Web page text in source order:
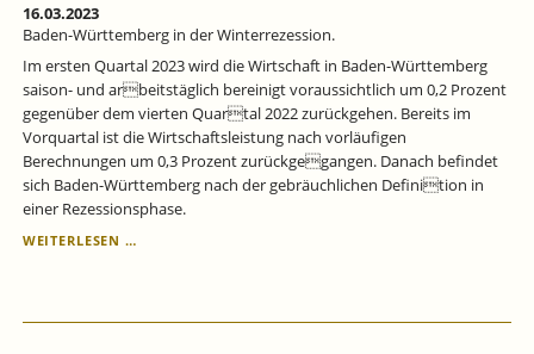
16.03.2023
Baden-Württemberg in der Winterrezession.
Im ersten Quartal 2023 wird die Wirtschaft in Baden-Württemberg
saison- und arbeitstäglich bereinigt voraussichtlich um 0,2 Prozent
gegenüber dem vierten Quartal 2022 zurückgehen. Bereits im
Vorquartal ist die Wirtschaftsleistung nach vorläufigen
Berechnungen um 0,3 Prozent zurückgegangen. Danach befindet
sich Baden-Württemberg nach der gebräuchlichen Definition in
einer Rezessionsphase.
WEITERLESEN …
WINTERREZESSION.